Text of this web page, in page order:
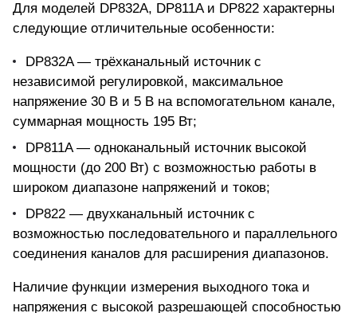
Для моделей DP832A, DP811A и DP822 характерны
следующие отличительные особенности:
DP832A — трёхканальный источник с
независимой регулировкой, максимальное
напряжение 30 В и 5 В на вспомогательном канале,
суммарная мощность 195 Вт;
DP811A — одноканальный источник высокой
мощности (до 200 Вт) с возможностью работы в
широком диапазоне напряжений и токов;
DP822 — двухканальный источник с
возможностью последовательного и параллельного
соединения каналов для расширения диапазонов.
Наличие функции измерения выходного тока и
напряжения с высокой разрешающей способностью